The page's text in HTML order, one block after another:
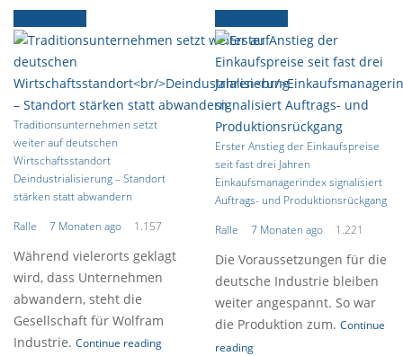
Traditionsunternehmen setzt
weiter auf deutschen
Wirtschaftsstandort
Deindustrialisierung – Standort
stärken statt abwandern
Ralle
7 Monaten ago 1.157
Während vielerorts geklagt
wird, dass Unternehmen
abwandern, steht die
Gesellschaft für Wolfram
Industrie. Continue reading
Erster Anstieg der Einkaufspreise
seit fast drei Jahren
Einkaufsmanagerindex signalisiert
Auftrags- und Produktionsrückgang
Ralle
7 Monaten ago 1.221
Die Voraussetzungen für die
deutsche Industrie bleiben
weiter angespannt. So war
die Produktion zum. Continue
reading